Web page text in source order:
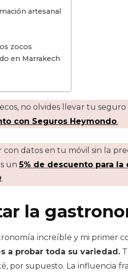
artesanal
zocos
en Marrakech
no olvides llevar tu
con Seguros Heymondo.
con datos en tu móvil sin la
un5% de descuento para la
.
la
increíble y mi primer
a probar toda su variedad.
por supuesto. La influencia